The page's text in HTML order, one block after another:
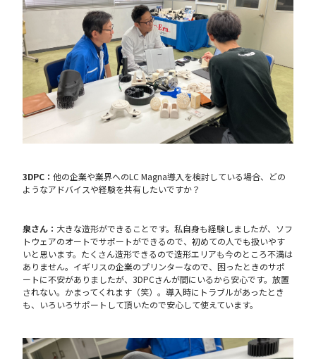
3DPC：他の企業や業界へのLC Magna導入を検討している場合、どの
ようなアドバイスや経験を共有したいですか？
泉さん： 大きな造形ができることです。私自身も経験しましたが、ソフ
トウェアのオートでサポートができるので、初めての人でも扱いやす
いと思います。たくさん造形できるので造形エリアも今のところ不満は
ありません。イギリスの企業のプリンターなので、困ったときのサポ
ートに不安がありましたが、3DPCさんが間にいるから安心です。放置
されない。かまってくれます（笑）。導入時にトラブルがあったとき
も、いろいろサポートして頂いたので安心して使えています。